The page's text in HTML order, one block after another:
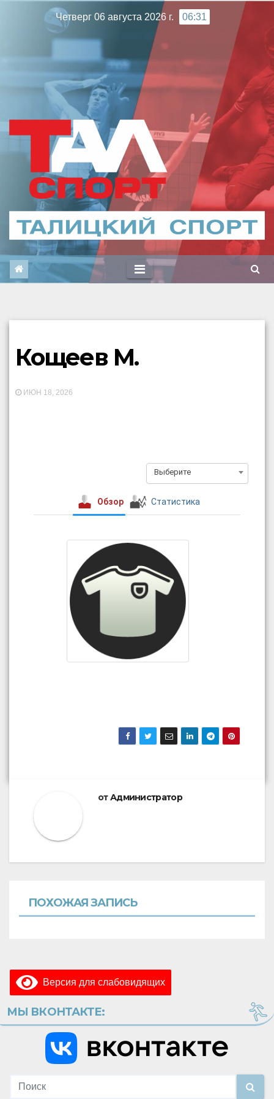
Четверг 06 августа 2026 г. 06:31
Кощеев М.
ИЮН 18, 2026
Выберите
Обзор Статистика
отАдминистратор
ПОХОЖАЯ ЗАПИСЬ
Версия для слабовидящих
МЫ ВКОНТАКТЕ: